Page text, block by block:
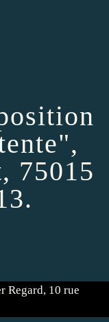
75015